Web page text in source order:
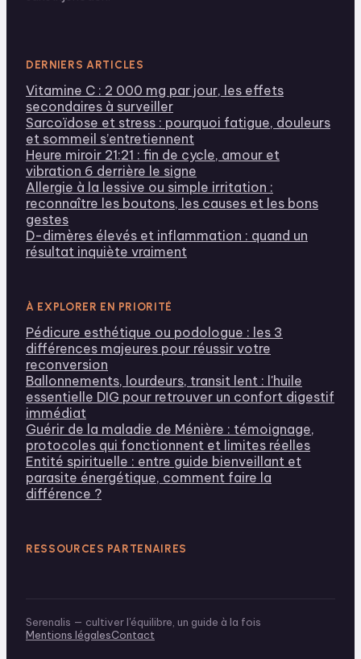
DERNIERS ARTICLES
Vitamine C : 2 000 mg par jour, les effets
secondaires à surveiller
Sarcoïdose et stress : pourquoi fatigue, douleurs
et sommeil s’entretiennent
Heure miroir 21:21 : fin de cycle, amour et
vibration 6 derrière le signe
Allergie à la lessive ou simple irritation :
reconnaître les boutons, les causes et les bons
gestes
D-dimères élevés et inflammation : quand un
résultat inquiète vraiment
À EXPLORER EN PRIORITÉ
Pédicure esthétique ou podologue : les 3
différences majeures pour réussir votre
reconversion
Ballonnements, lourdeurs, transit lent : l'huile
essentielle DIG pour retrouver un confort digestif
immédiat
Guérir de la maladie de Ménière : témoignage,
protocoles qui fonctionnent et limites réelles
Entité spirituelle : entre guide bienveillant et
parasite énergétique, comment faire la
différence ?
RESSOURCES PARTENAIRES
Serenalis — cultiver l'équilibre, un guide à la fois
Mentions légalesContact